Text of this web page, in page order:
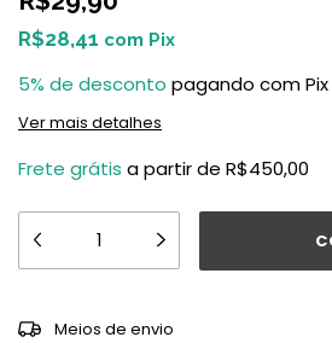
R$28,41 com Pix
5% de desconto pagando com Pix
Ver mais detalhes
Frete grátis a partir de R$450,00
Entregas para o CEP:
Meios de envio